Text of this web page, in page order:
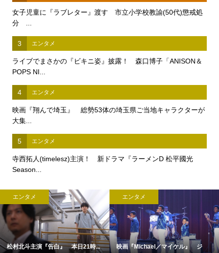
女子児童に『ラブレター』渡す 市立小学校教諭(50代)懲戒処
分 ...
3 エンタメ
ライブでまさかの『ビキニ姿』披露！ 森口博子「ANISON＆
POPS NI...
4 エンタメ
映画『翔んで埼玉』 総勢53体の埼玉県ご当地キャラクターが
大集...
5 エンタメ
寺西拓人(timelesz)主演！ 新ドラマ『ラーメンD 松平國光
Season...
エンタメ
松村北斗主演『告白』 本日21時...
エンタメ
映画『Michael／マイケル』 ジ